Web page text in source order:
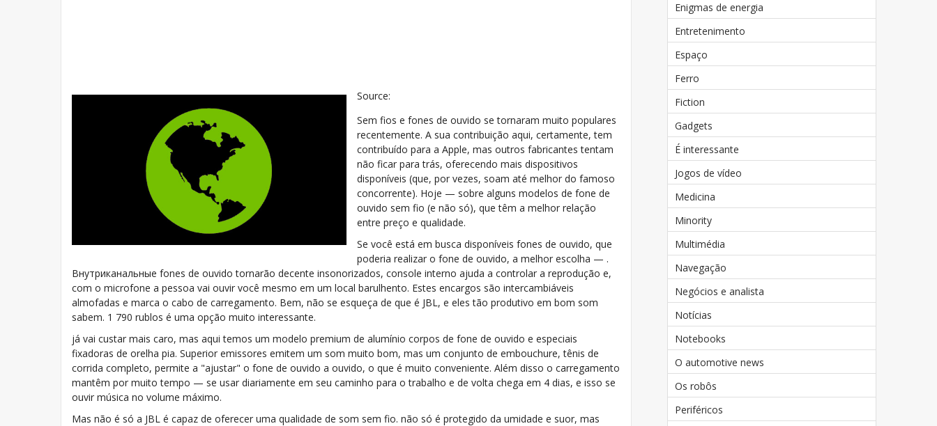
Source:
Sem fios e fones de ouvido se tornaram muito populares
recentemente. A sua contribuição aqui, certamente, tem
contribuído para a Apple, mas outros fabricantes tentam
não ficar para trás, oferecendo mais dispositivos
disponíveis (que, por vezes, soam até melhor do famoso
concorrente). Hoje — sobre alguns modelos de fone de
ouvido sem fio (e não só), que têm a melhor relação
entre preço e qualidade.
Se você está em busca disponíveis fones de ouvido, que
poderia realizar o fone de ouvido, a melhor escolha — .
Внутриканальные fones de ouvido tornarão decente insonorizados, console interno ajuda a controlar a reprodução e,
com o microfone a pessoa vai ouvir você mesmo em um local barulhento. Estes encargos são intercambiáveis
almofadas e marca o cabo de carregamento. Bem, não se esqueça de que é JBL, e eles tão produtivo em bom som
sabem. 1 790 rublos é uma opção muito interessante.
já vai custar mais caro, mas aqui temos um modelo premium de alumínio corpos de fone de ouvido e especiais
fixadoras de orelha pia. Superior emissores emitem um som muito bom, mas um conjunto de embouchure, tênis de
corrida completo, permite a "ajustar" o fone de ouvido a ouvido, o que é muito conveniente. Além disso o carregamento
mantêm por muito tempo — se usar diariamente em seu caminho para o trabalho e de volta chega em 4 dias, e isso se
ouvir música no volume máximo.
Mas não é só a JBL é capaz de oferecer uma qualidade de som sem fio. não só é protegido da umidade e suor, mas
Enigmas de energia
Entretenimento
Espaço
Ferro
Fiction
Gadgets
É interessante
Jogos de vídeo
Medicina
Minority
Multimédia
Navegação
Negócios e analista
Notícias
Notebooks
O automotive news
Os robôs
Periféricos